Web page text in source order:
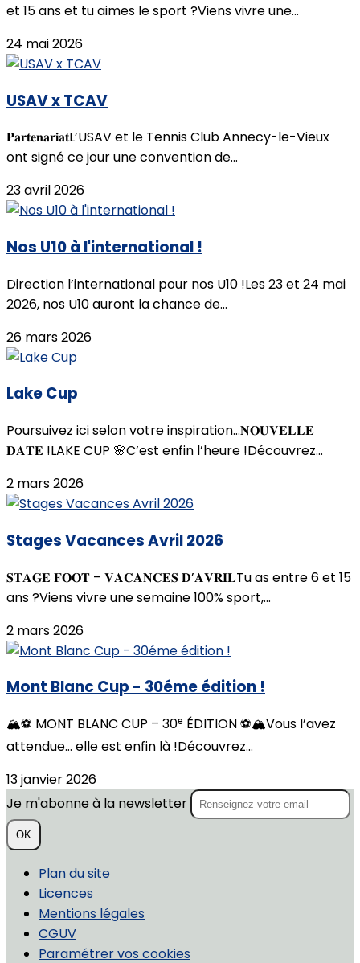
et 15 ans et tu aimes le sport ?Viens vivre une...
24 mai 2026
USAV x TCAV
𝐏𝐚𝐫𝐭𝐞𝐧𝐚𝐫𝐢𝐚𝐭L’USAV et le Tennis Club Annecy-le-Vieux
ont signé ce jour une convention de...
23 avril 2026
Nos U10 à l'international !
Direction l’international pour nos U10 !Les 23 et 24 mai
2026, nos U10 auront la chance de...
26 mars 2026
Lake Cup
Poursuivez ici selon votre inspiration...𝐍𝐎𝐔𝐕𝐄𝐋𝐋𝐄
𝐃𝐀𝐓𝐄 !LAKE CUP 🌸C’est enfin l’heure !Découvrez...
2 mars 2026
Stages Vacances Avril 2026
𝐒𝐓𝐀𝐆𝐄 𝐅𝐎𝐎𝐓 – 𝐕𝐀𝐂𝐀𝐍𝐂𝐄𝐒 𝐃’𝐀𝐕𝐑𝐈𝐋Tu as entre 6 et 15
ans ?Viens vivre une semaine 100% sport,...
2 mars 2026
Mont Blanc Cup - 30éme édition !
🏔️⚽️ MONT BLANC CUP – 30ᵉ ÉDITION ⚽️🏔️Vous l’avez
attendue… elle est enfin là !Découvrez...
13 janvier 2026
Je m'abonne à la newsletter
OK
Plan du site
Licences
Mentions légales
CGUV
Paramétrer vos cookies